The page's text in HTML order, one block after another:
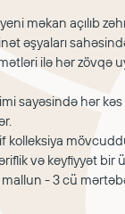
məkan açılıb
əşyaları
ilə hər zövqə
sayəsində hər
kolleksiya
və keyfiyyət bir
- 3 cü